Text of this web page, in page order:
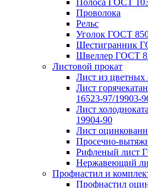
Полоса ГОСТ
Проволока
Рельс
Уголок ГОСТ
Шестигранник
Швеллер ГОСТ
Листовой прокат
Лист из цветных
Лист
16523-97/19903-
Лист
19904-90
Лист
Просечно-
Рифленый лист
Нержавеющий
Профнастил и
Профнастил